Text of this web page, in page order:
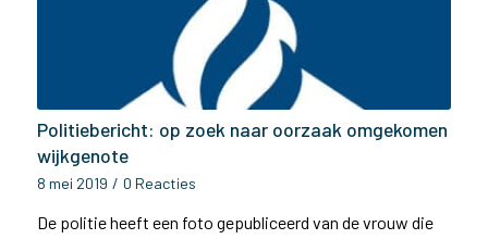
Politiebericht: op zoek naar oorzaak omgekomen
wijkgenote
8 mei 2019 / 0 Reacties
De politie heeft een foto gepubliceerd van de vrouw die